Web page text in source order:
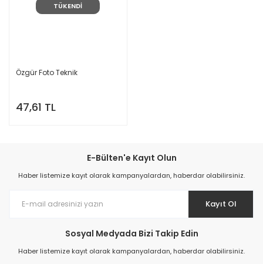
TÜKENDİ
Özgür Foto Teknik
47,61 TL
E-Bülten'e Kayıt Olun
Haber listemize kayıt olarak kampanyalardan, haberdar olabilirsiniz.
Kayıt Ol
Sosyal Medyada Bizi Takip Edin
Haber listemize kayıt olarak kampanyalardan, haberdar olabilirsiniz.